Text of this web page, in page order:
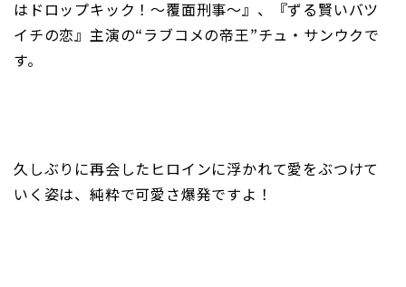
はドロップキック！～覆面刑事～』、『ずる賢いバツ
イチの恋』主演の“ラブコメの帝王”チュ・サンウクで
す。
久しぶりに再会したヒロインに浮かれて愛をぶつけて
いく姿は、純粋で可愛さ爆発ですよ！